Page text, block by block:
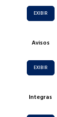
EXIBIR
Avisos
EXIBIR
Integras